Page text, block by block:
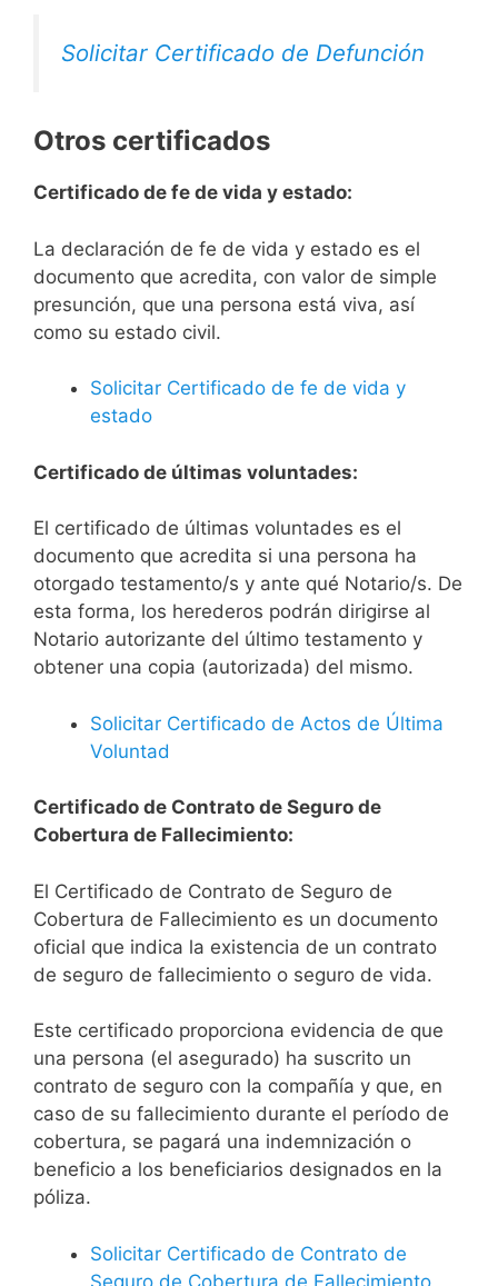
Solicitar Certificado de Defunción
Otros certificados
Certificado de fe de vida y estado:
La declaración de fe de vida y estado es el
documento que acredita, con valor de simple
presunción, que una persona está viva, así
como su estado civil.
Solicitar Certificado de fe de vida y
estado
Certificado de últimas voluntades:
El certificado de últimas voluntades es el
documento que acredita si una persona ha
otorgado testamento/s y ante qué Notario/s. De
esta forma, los herederos podrán dirigirse al
Notario autorizante del último testamento y
obtener una copia (autorizada) del mismo.
Solicitar Certificado de Actos de Última
Voluntad
Certificado de Contrato de Seguro de
Cobertura de Fallecimiento:
El Certificado de Contrato de Seguro de
Cobertura de Fallecimiento es un documento
oficial que indica la existencia de un contrato
de seguro de fallecimiento o seguro de vida.
Este certificado proporciona evidencia de que
una persona (el asegurado) ha suscrito un
contrato de seguro con la compañía y que, en
caso de su fallecimiento durante el período de
cobertura, se pagará una indemnización o
beneficio a los beneficiarios designados en la
póliza.
Solicitar Certificado de Contrato de
Seguro de Cobertura de Fallecimiento